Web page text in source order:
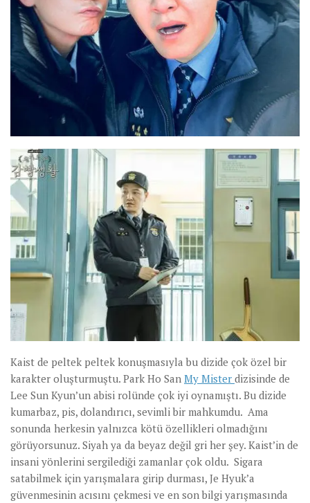
Kaist de peltek peltek konuşmasıyla bu dizide çok özel bir
karakter oluşturmuştu. Park Ho San My Mister dizisinde de
Lee Sun Kyun’un abisi rolünde çok iyi oynamıştı. Bu dizide
kumarbaz, pis, dolandırıcı, sevimli bir mahkumdu. Ama
sonunda herkesin yalnızca kötü özellikleri olmadığını
görüyorsunuz. Siyah ya da beyaz değil gri her şey. Kaist’in de
insani yönlerini sergilediği zamanlar çok oldu. Sigara
satabilmek için yarışmalara girip durması, Je Hyuk’a
güvenmesinin acısını çekmesi ve en son bilgi yarışmasında